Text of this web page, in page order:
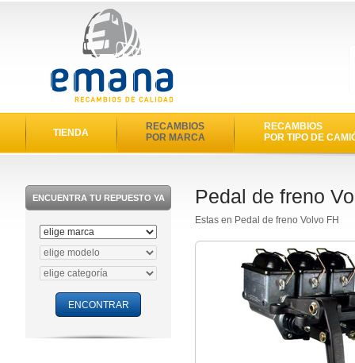
TIENDA
RECAMBIOS
POR MARCA
RECAMBIOS
POR TIPO DE
ENCUENTRA TU REPUESTO YA Pedal de freno
Estas en Pedal de freno Volvo FH